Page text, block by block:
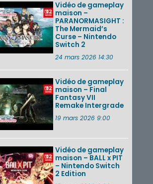
Vidéo de gameplay
maison –
PARANORMASIGHT :
The Mermaid’s
Curse – Nintendo
Switch 2
24 mars 2026 14:30
Vidéo de gameplay
maison – Final
Fantasy VII
Remake Intergrade
19 mars 2026 9:00
Vidéo de gameplay
maison – BALL x PIT
– Nintendo Switch
2 Edition